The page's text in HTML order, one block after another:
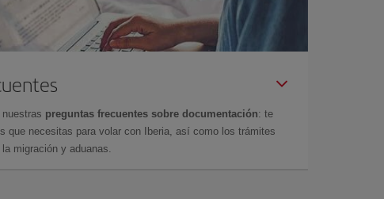
preguntas frecuentes sobre documentación: te
que necesitas para volar con Iberia, así como los trámites
migración y aduanas.